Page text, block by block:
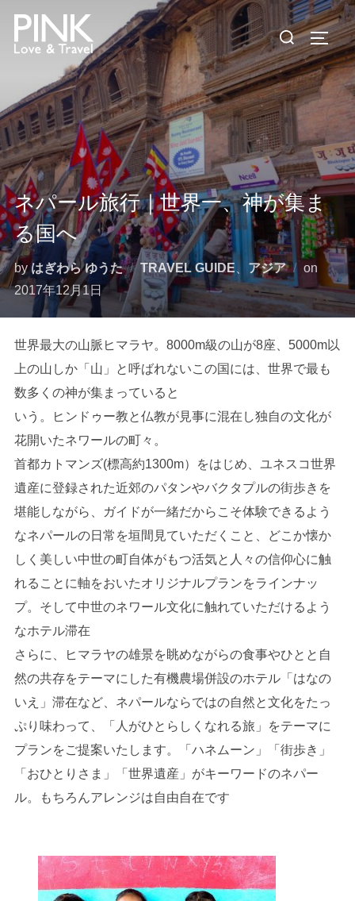
へ
ス
キ
ッ
プ
検
索
対
象:
サイド
ネパール旅行｜世界一、神が集ま
る国へ
byはぎわら ゆうた TRAVEL GUIDE アジア on投
稿
日:
2017年12月1日
世界最大の山脈ヒマラヤ。8000m級の山が8座、5000m以
上の山しか「山」と呼ばれないこの国には、世界で最も
数多くの神が集まっていると
いう。ヒンドゥー教と仏教が見事に混在し独自の文化が
花開いたネワールの町々。
首都カトマンズ(標高約1300m）をはじめ、ユネスコ世界
遺産に登録された近郊のパタンやバクタプルの街歩きを
堪能しながら、ガイドが一緒だからこそ体験できるよう
なネパールの日常を垣間見ていただくこと、どこか懐か
しく美しい中世の町自体がもつ活気と人々の信仰心に触
れることに軸をおいたオリジナルプランをラインナッ
プ。そして中世のネワール文化に触れていただけるよう
なホテル滞在
さらに、ヒマラヤの雄景を眺めながらの食事やひとと自
然の共存をテーマにした有機農場併設のホテル「はなの
いえ」滞在など、ネパールならではの自然と文化をたっ
ぷり味わって、「人がひとらしくなれる旅」をテーマに
プランをご提案いたします。「ハネムーン」「街歩き」
「おひとりさま」「世界遺産」がキーワードのネパー
ル。もちろんアレンジは自由自在です